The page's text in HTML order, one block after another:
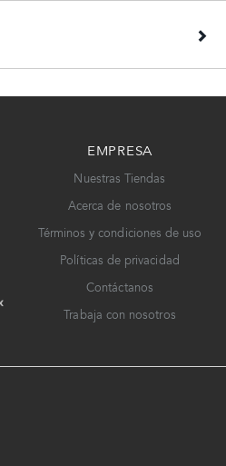
EMPRESA
Nuestras Tiendas
Acerca de nosotros
Términos y condiciones de uso
Políticas de privacidad
Contáctanos
Trabaja con nosotros